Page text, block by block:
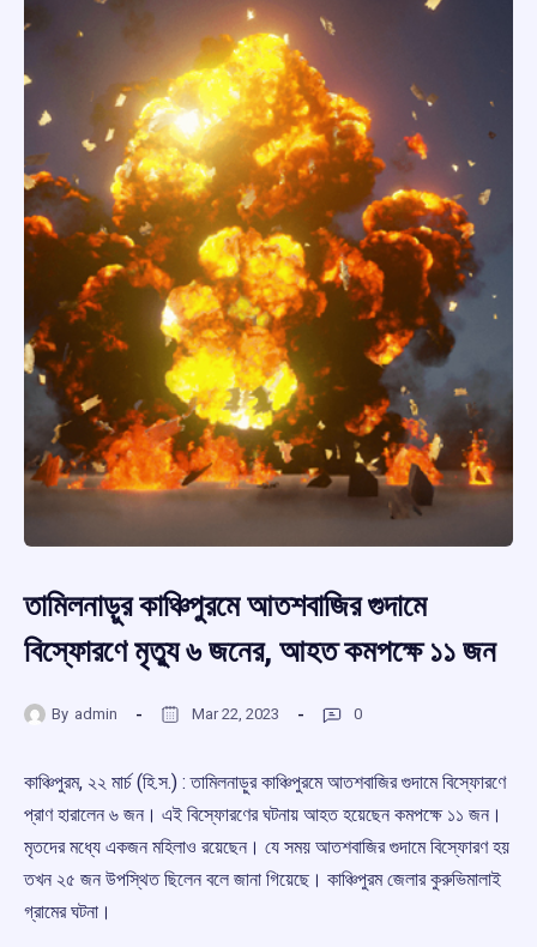
তামিলনাড়ুর কাঞ্চিপুরমে আতশবাজির গুদামে
বিস্ফোরণে মৃত্যু ৬ জনের, আহত কমপক্ষে ১১ জন
By admin Mar 22, 2023 0
কাঞ্চিপুরম, ২২ মার্চ (হি.স.) : তামিলনাড়ুর কাঞ্চিপুরমে আতশবাজির গুদামে বিস্ফোরণে
প্রাণ হারালেন ৬ জন। এই বিস্ফোরণের ঘটনায় আহত হয়েছেন কমপক্ষে ১১ জন।
মৃতদের মধ্যে একজন মহিলাও রয়েছেন। যে সময় আতশবাজির গুদামে বিস্ফোরণ হয়
তখন ২৫ জন উপস্থিত ছিলেন বলে জানা গিয়েছে। কাঞ্চিপুরম জেলার কুরুভিমালাই
গ্রামের ঘটনা।